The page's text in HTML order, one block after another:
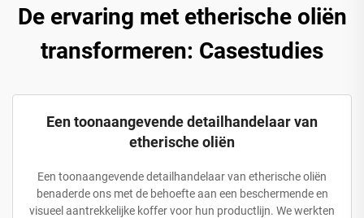
De ervaring met etherische oliën
transformeren: Casestudies
Een toonaangevende detailhandelaar van
etherische oliën
Een toonaangevende detailhandelaar van etherische oliën
benaderde ons met de behoefte aan een beschermende en
visueel aantrekkelijke koffer voor hun productlijn. We werkten